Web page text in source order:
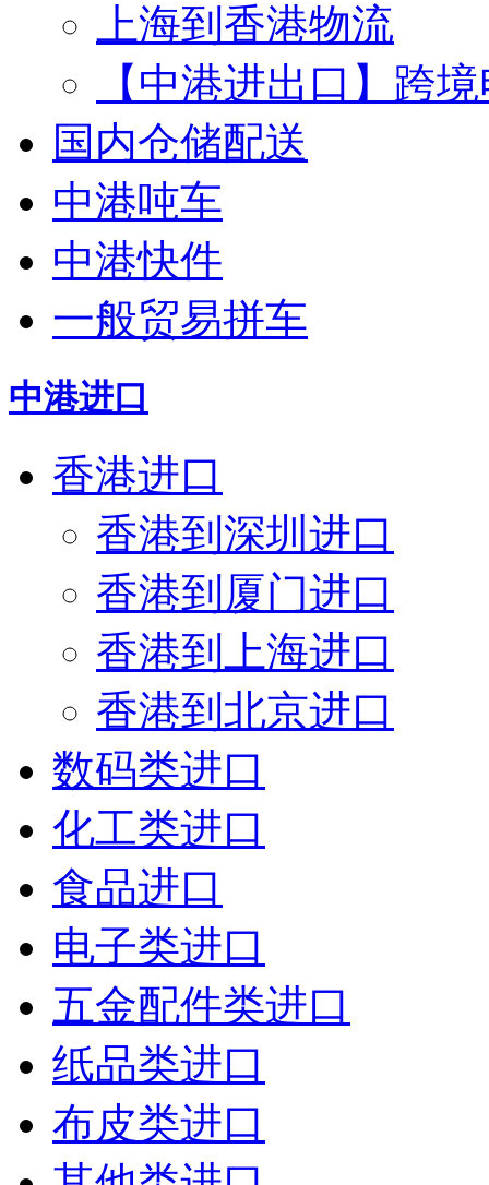
上海到香港物流
【中港进出口】跨
国内仓储配送
中港吨车
中港快件
一般贸易拼车
中港进口
香港进口
香港到深圳进口
香港到厦门进口
香港到上海进口
香港到北京进口
数码类进口
化工类进口
食品进口
电子类进口
五金配件类进口
纸品类进口
布皮类进口